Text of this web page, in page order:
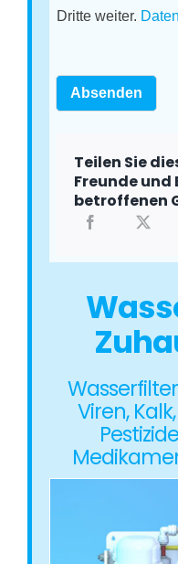
Dritte weiter.
Absenden
Teilen Sie
Freunde und
betroffenen
Viren,